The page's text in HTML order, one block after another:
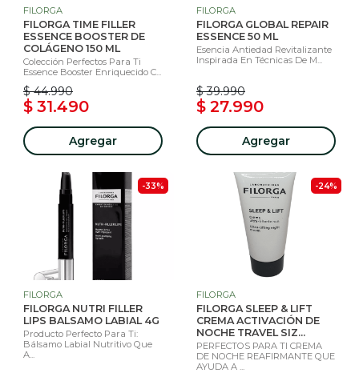
FILORGA
FILORGA TIME FILLER
ESSENCE BOOSTER DE
COLÁGENO 150 ML
Colección Perfectos Para Ti
Essence Booster Enriquecido C...
$ 44.990
$ 31.490
Agregar
FILORGA
FILORGA GLOBAL REPAIR
ESSENCE 50 ML
Esencia Antiedad Revitalizante
Inspirada En Técnicas De M...
$ 39.990
$ 27.990
Agregar
-33%
FILORGA
FILORGA NUTRI FILLER
LIPS BALSAMO LABIAL 4G
Producto Perfecto Para Ti:
Bálsamo Labial Nutritivo Que
A...
-24%
FILORGA
FILORGA SLEEP & LIFT
CREMA ACTIVACIÓN DE
NOCHE TRAVEL SIZ...
PERFECTOS PARA TI CREMA
DE NOCHE REAFIRMANTE QUE
AYUDA A ...